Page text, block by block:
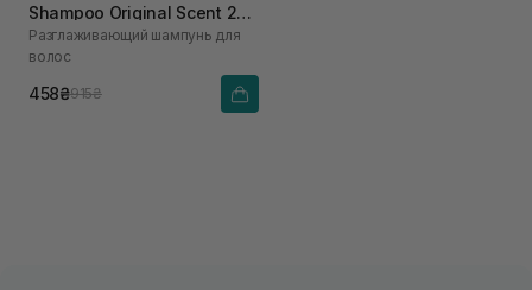
Shampoo Original Scent 296
мл
Разглаживающий шампунь для
волос
458₴915₴